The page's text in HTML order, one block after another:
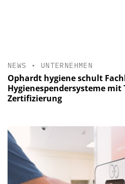
NEWS • UNTERNEHMEN
Ophardt hygiene schult
Hygienespendersysteme
Zertifizierung